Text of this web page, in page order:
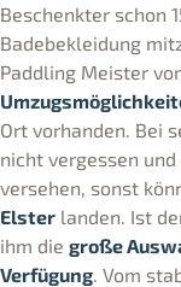
Beschenkter schon
Badebekleidung
Paddling Meister
Ort vorhanden. Bei
nicht vergessen
versehen, sonst
Elster landen. Ist
ihm die große
Verfügung . Vom